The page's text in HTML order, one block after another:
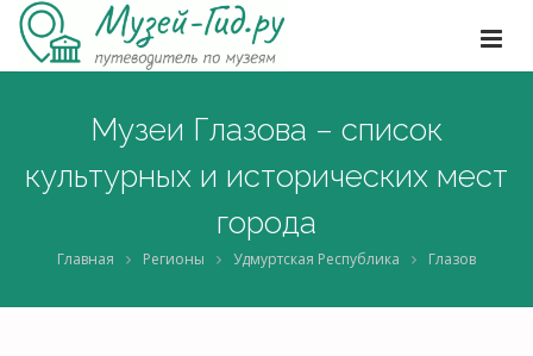
Музеи Глазова – список
культурных и исторических мест
города
Главная Регионы Удмуртская Республика Глазов